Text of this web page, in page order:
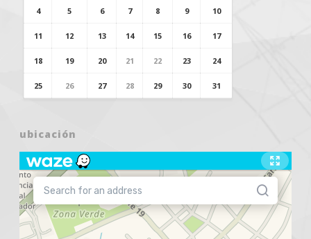
4 5 6 7 8 9 10
11 12 13 14 15 16 17
18 19 20 21 22 23 24
25 26 27 28 29 30 31
ubicación